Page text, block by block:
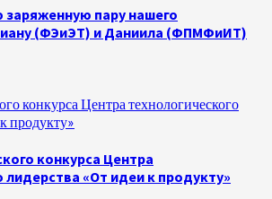
заряженную пару нашего
(ФЭиЭТ) и Даниила (ФПМФиИТ)
конкурса Центра технологического
продукту»
конкурса Центра
лидерства «От идеи к продукту»